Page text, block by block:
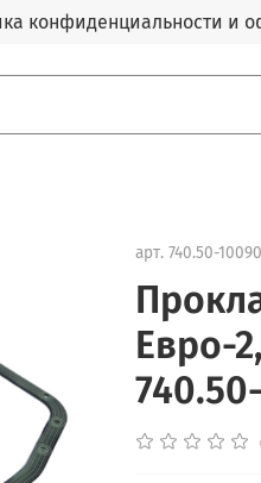
конфиденциальности и
арт. 740.50-
Евро-